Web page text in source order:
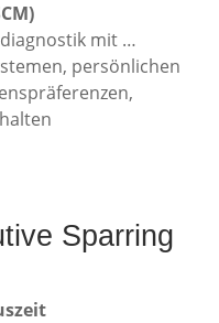
mit …
persönlichen
Sparring